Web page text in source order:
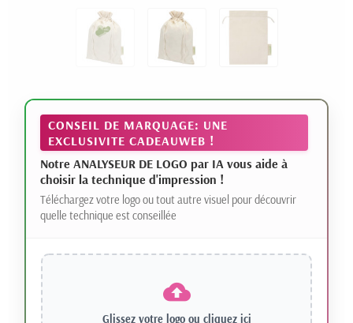
CONSEIL DE MARQUAGE: UNE
EXCLUSIVITE CADEAUWEB !
Notre ANALYSEUR DE LOGO par IA vous aide à
choisir la technique d'impression !
Téléchargez votre logo ou tout autre visuel pour découvrir
quelle technique est conseillée
Glissez votre logo ou cliquez ici